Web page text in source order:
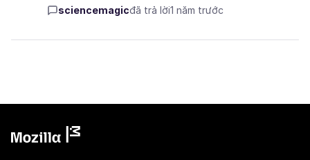
sciencemagicđã trả lời1 năm trước